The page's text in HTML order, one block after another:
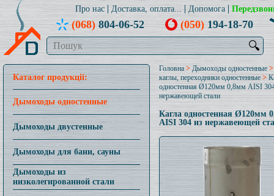
Про нас Доставка, оплата... Допомога
(068)804-06-52 (050)194-18-70
🔍
Каталог продукції:
Дымоходы одностенные
Дымоходы двустенные
Дымоходы для бани, сауны
Дымоходы из
низколегированной стали
Головна > Дымоходы одностенные
каглы, переходники одностенные>
одностенная Ø120мм 0,8мм AISI
нержавеющей стали
Кагла одностенная Ø120мм
AISI 304 из нержавеющей